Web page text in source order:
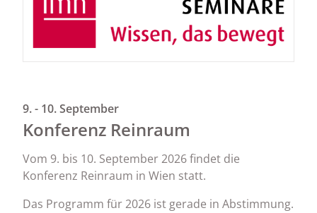
9. - 10. September
Konferenz Reinraum
Vom 9. bis 10. September 2026 findet die
Konferenz Reinraum in Wien statt.
Das Programm für 2026 ist gerade in Abstimmung.